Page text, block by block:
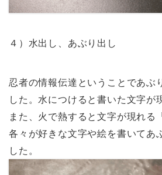
４）水出し、あぶり出し
忍者の情報伝達ということであぶ
した。水につけると書いた文字が
また、火で熱すると文字が現れる
各々が好きな文字や絵を書いてあ
した。